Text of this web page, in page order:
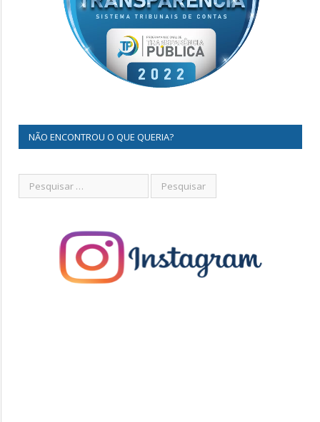
NÃO ENCONTROU O QUE QUERIA?